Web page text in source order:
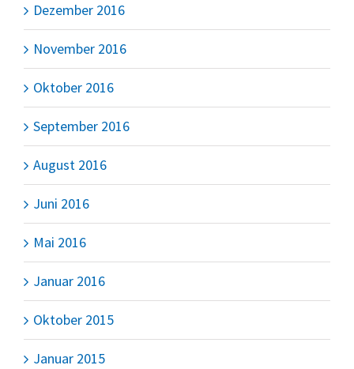
Dezember 2016
November 2016
Oktober 2016
September 2016
August 2016
Juni 2016
Mai 2016
Januar 2016
Oktober 2015
Januar 2015